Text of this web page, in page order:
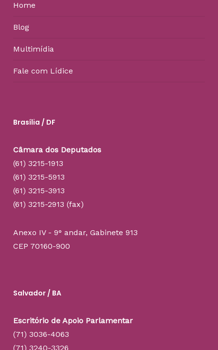
Home
Blog
Multimídia
Fale com Lídice
Brasília / DF
Câmara dos Deputados
(61) 3215-1913
(61) 3215-5913
(61) 3215-3913
(61) 3215-2913 (fax)
Anexo IV - 9° andar, Gabinete 913
CEP 70160-900
Salvador / BA
Escritório de Apoio Parlamentar
(71) 3036-4063
(71) 3240-3326